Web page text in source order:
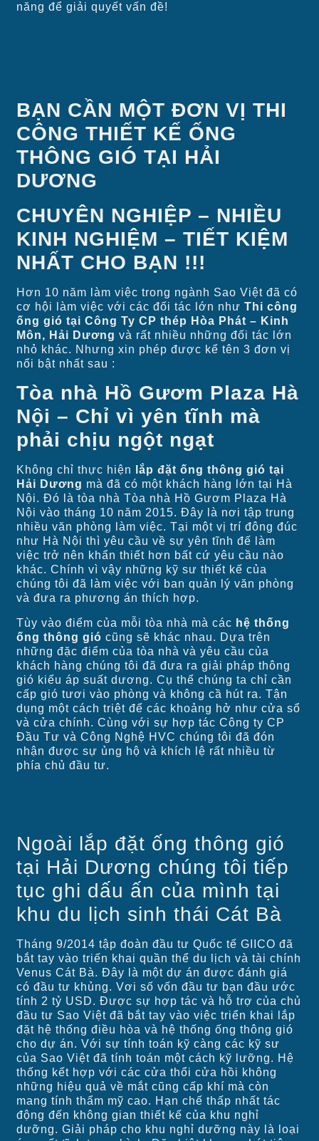
năng để giải quyết vấn đề!
BẠN CẦN MỘT ĐƠN VỊ THI
CÔNG THIẾT KẾ ỐNG
THÔNG GIÓ TẠI HẢI
DƯƠNG
CHUYÊN NGHIỆP – NHIỀU
KINH NGHIỆM – TIẾT KIỆM
NHẤT CHO BẠN !!!
Hơn 10 năm làm việc trong ngành Sao Việt đã có
cơ hội làm việc với các đối tác lớn nhưThi công
ống gió tại Công Ty CP thép Hòa Phát – Kinh
Môn, Hải Dương và rất nhiều những đối tác lớn
nhỏ khác. Nhưng xin phép được kể tên 3 đơn vị
nổi bật nhất sau :
Tòa nhà Hồ Gươm Plaza Hà
Nội – Chỉ vì yên tĩnh mà
phải chịu ngột ngạt
Không chỉ thực hiện
lắp đặt ống thông gió tại
Hải Dương mà đã có một khách hàng lớn tại Hà
Nội. Đó là tòa nhà Tòa nhà Hồ Gươm Plaza Hà
Nội vào tháng 10 năm 2015. Đây là nơi tập trung
nhiều văn phòng làm việc. Tại một vị trí đông đúc
như Hà Nội thì yêu cầu về sự yên tĩnh đế làm
việc trở nên khẩn thiết hơn bất cứ yêu cầu nào
khác. Chính vì vậy những kỹ sư thiết kế của
chúng tôi đã làm việc với ban quản lý văn phòng
và đưa ra phương án thích hợp.
Tùy vào điểm của mỗi tòa nhà mà các hệ thống
ống thông gió cũng sẽ khác nhau. Dựa trên
những đặc điểm của tòa nhà và yêu cầu của
khách hàng chúng tôi đã đưa ra giải pháp thông
gió kiểu áp suất dương. Cụ thể chúng ta chỉ cần
cấp gió tươi vào phòng và không cầ hút ra. Tận
dụng một cách triệt để các khoảng hở như cửa sổ
và cửa chính. Cùng với sự hợp tác Công ty CP
Đầu Tư và Công Nghệ HVC chúng tôi đã đón
nhận được sự ủng hộ và khích lệ rất nhiều từ
phía chủ đầu tư.
Ngoài lắp đặt ống thông gió
tại Hải Dương chúng tôi tiếp
tục ghi dấu ấn của mình tại
khu du lịch sinh thái Cát Bà
Tháng 9/2014 tập đoàn đầu tư Quốc tế GIICO đã
bắt tay vào triến khai quần thể du lịch và tài chính
Venus Cát Bà. Đây là một dự án được đánh giá
có đầu tư khủng. Vơi số vốn đầu tư bạn đầu ước
tính 2 tỷ USD. Được sự hợp tác và hỗ trợ của chủ
đầu tư Sao Việt đã bắt tay vào việc triển khai lắp
đặt hệ thống điều hòa và hệ thống ống thông gió
cho dự án. Với sự tính toán kỹ càng các kỹ sư
của Sao Việt đã tính toán một cách kỹ lưỡng. Hệ
thống kết hợp với các cửa thổi cửa hồi không
những hiệu quả về mắt cũng cấp khí mà còn
mang tính thẩm mỹ cao. Hạn chế thấp nhất tác
động đến không gian thiết kế của khu nghỉ
dưỡng. Giải pháp cho khu nghỉ dưỡng này là loại